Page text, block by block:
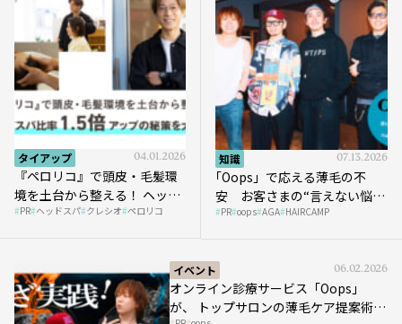
タイアップ 04.01.2026
『ペロリコ』で頭皮・毛髪環
境を土台から整える！ ヘッド
スパ比率1.5倍アップの秘策を
PR ヘッドスパ クレシオ ペロリコ
知識 07.13.2026
｢Oops」で応える薄毛の不
安 お客さまの“言えない悩
み”にどう向き合う？ ＃01
PR oops AGA HAIRCAMP
イベント 06.02.2026
オンライン診療サービス「Oops」
が、 トップサロンの薄毛ケア提案術を